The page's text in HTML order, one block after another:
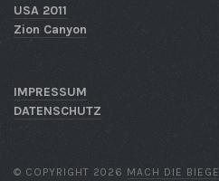
USA 2011
Zion Canyon
IMPRESSUM
DATENSCHUTZ
© COPYRIGHT 2026 MACH DIE BIEGE